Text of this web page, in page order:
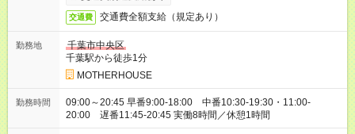
交通費 交通費全額支給（規定あり）
勤務地
千葉市中央区
千葉駅から徒歩1分
MOTHERHOUSE
勤務時間
09:00～20:45 早番9:00-18:00 中番10:30-19:30・11:00-
20:00 遅番11:45-20:45 実働8時間／休憩1時間